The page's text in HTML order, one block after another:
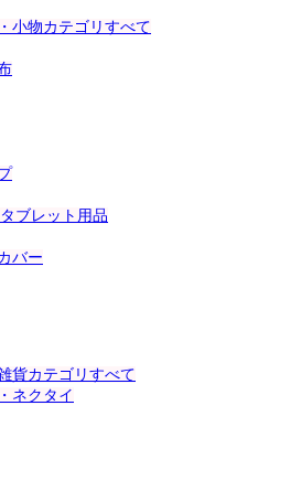
小物カテゴリすべて
ブレット用品
バー
貨カテゴリすべて
ネクタイ